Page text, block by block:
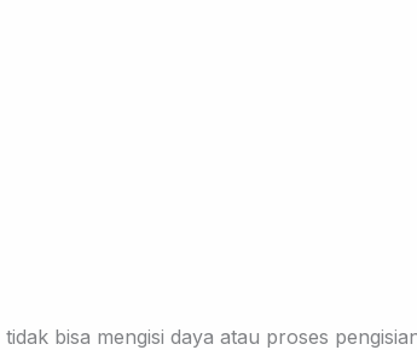
tidak bisa mengisi daya atau proses